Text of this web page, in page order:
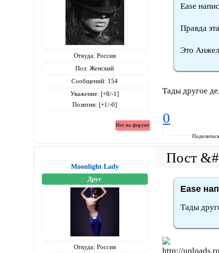
Откуда: Россия
Пол: Женский
Сообщений: 154
Уважение: [+8/-1]
Позитив: [+1/-0]
Ease
Правда
Это
Тады другое
0
Moonlight Lady
Друг
Откуда: Россия
Ease
Тады